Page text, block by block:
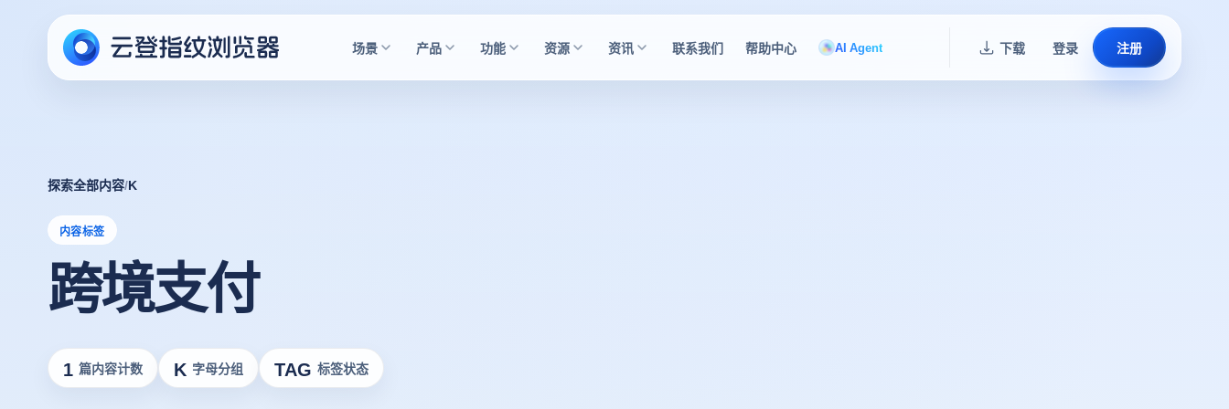
场景 产品 功能 资源 资讯 联系我们 帮助中心 AI Agent 下载 登录 注册
探索全部内容/K
内容标签
跨境支付
1 篇内容计数 K 字母分组 TAG 标签状态